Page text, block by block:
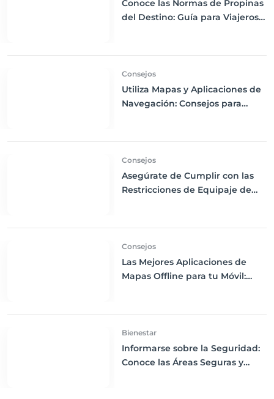
Conoce las Normas de Propinas
del Destino: Guía para Viajeros
Consejos
Utiliza Mapas y Aplicaciones de
Navegación: Consejos para
Consejos
Asegúrate de Cumplir con las
Restricciones de Equipaje de
Consejos
Las Mejores Aplicaciones de
Mapas Offline para tu Móvil:
Bienestar
Informarse sobre la Seguridad:
Conoce las Áreas Seguras y